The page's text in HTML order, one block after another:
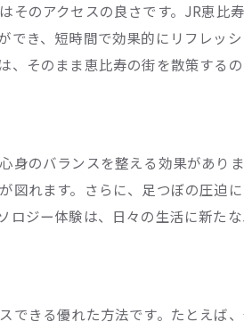
クソロジーのプライベート空間の重
ソロジーサロンへの便利な行き方
のアクセスの良さです。JR恵比
き、短時間で効果的にリフレッ
そのまま恵比寿の街を散策するの
のバランスを整える効果があり
図れます。さらに、足つぼの圧迫
ジー体験は、日々の生活に新たな
できる優れた方法です。たとえば